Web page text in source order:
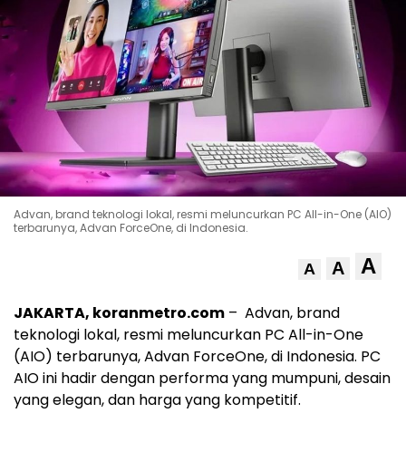
Advan, brand teknologi lokal, resmi meluncurkan PC All-in-One (AIO)
terbarunya, Advan ForceOne, di Indonesia.
A A A
JAKARTA, koranmetro.com – Advan, brand
teknologi lokal, resmi meluncurkan PC All-in-One
(AIO) terbarunya, Advan ForceOne, di Indonesia. PC
AIO ini hadir dengan performa yang mumpuni, desain
yang elegan, dan harga yang kompetitif.